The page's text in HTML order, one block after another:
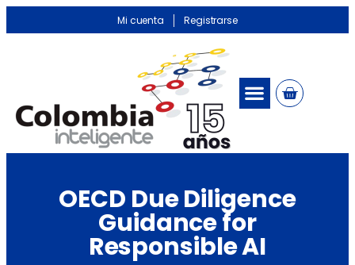
Mi cuenta Registrarse
OECD Due Diligence
Guidance for
Responsible AI